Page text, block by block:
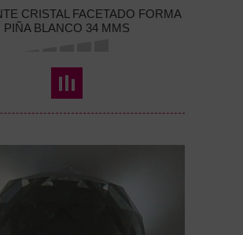
CRISTAL FACETADO FORMA
PIÑA BLANCO 34 MMS